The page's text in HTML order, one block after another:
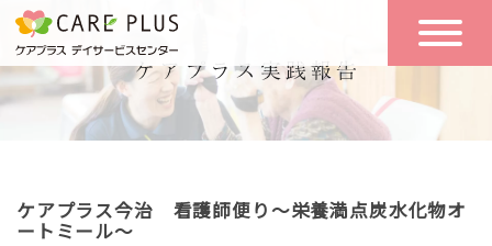
こんな方に
おすすめ
一日の流れ
一日体験
空き状況
ケアプラス今治 看護師便り～栄養満点炭水化物オ
ートミール～